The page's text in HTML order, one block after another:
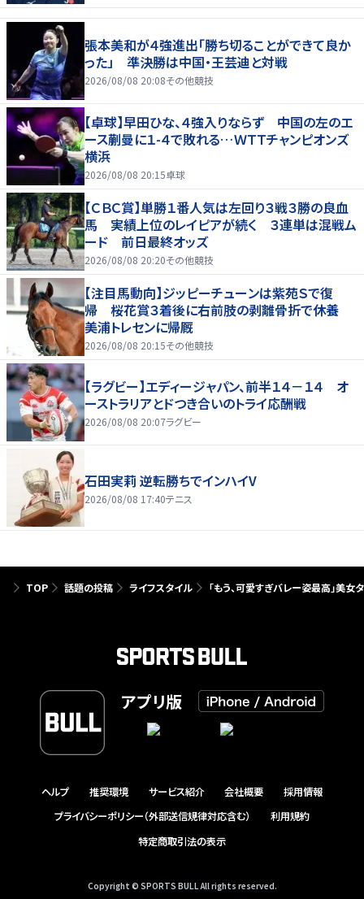
張本美和が４強進出「勝ち切ることができて良か
った」 準決勝は中国・王芸迪と対戦
2026/08/08 20:08その他競技
【卓球】早田ひな、４強入りならず 中国の左のエ
ース蒯曼に１-４で敗れる…ＷＴＴチャンピオンズ
横浜
2026/08/08 20:15卓球
【ＣＢＣ賞】単勝１番人気は左回り３戦３勝の良血
馬 実績上位のレイピアが続く ３連単は混戦ム
ード 前日最終オッズ
2026/08/08 20:20その他競技
【注目馬動向】ジッピーチューンは紫苑Ｓで復
帰 桜花賞３着後に右前肢の剥離骨折で休養
美浦トレセンに帰厩
2026/08/08 20:15その他競技
【ラグビー】エディージャパン、前半１４－１４ オ
ーストラリアとドつき合いのトライ応酬戦
2026/08/08 20:07ラグビー
石田実莉 逆転勝ちでインハイV
2026/08/08 17:40テニス
TOP 話題の投稿 ライフスタイル 「もう、可愛すぎバレー姿最高」美女
アプリ版
ヘルプ 推奨環境 サービス紹介 会社概要
採用情報
プライバシーポリシー（外部送信規律対応含む）
利用規約
特定商取引法の表示
Copyright © SPORTS BULL All rights reserved.